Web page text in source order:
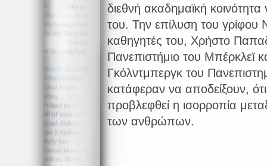
διεθνή ακαδημαϊκή κοινότητα
του. Την επίλυση του γρίφου
καθηγητές του, Χρήστο
Πανεπιστήμιο του Μπέρκλεϊ
Γκόλντμπεργκ του
κατάφεραν να αποδείξουν,
προβλεφθεί η ισορροπία
των ανθρώπων.